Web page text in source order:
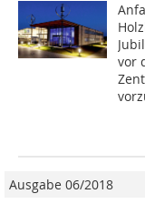
vor
Ausgabe 06/2018